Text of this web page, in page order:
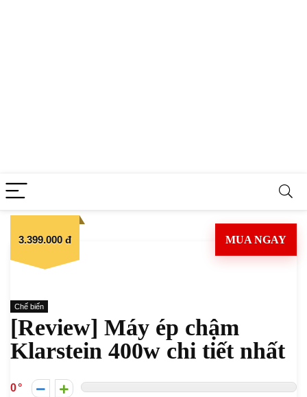
3.399.000 đ MUA NGAY
Chế biến
[Review] Máy ép chậm
Klarstein 400w chi tiết nhất
0